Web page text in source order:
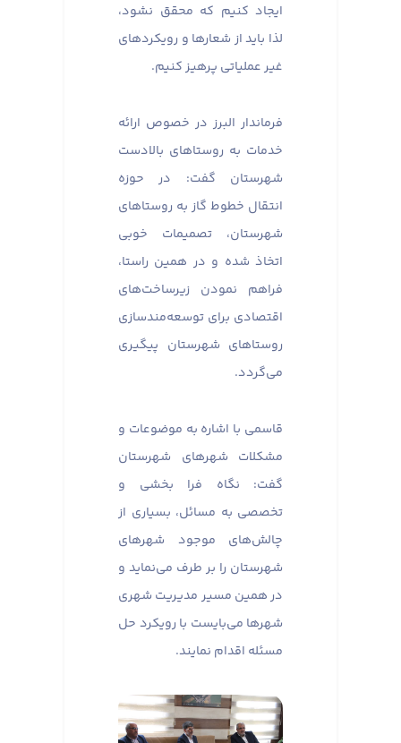
ایجاد کنیم که محقق نشود،
لذا باید از شعارها و رویکردهای
غیر عملیاتی پرهیز کنیم.
فرماندار البرز در خصوص ارائه
خدمات به روستاهای بالادست
شهرستان گفت: در حوزه
انتقال خطوط گاز به روستاهای
شهرستان، تصمیمات خوبی
اتخاذ شده و در همین راستا،
فراهم نمودن زیرساخت‌های
اقتصادی برای توسعه‌مندسازی
روستاهای شهرستان پیگیری
می‌گردد.
قاسمی با اشاره به موضوعات و
مشکلات شهرهای شهرستان
گفت: نگاه فرا بخشی و
تخصصی به مسائل، بسیاری از
چالش‌های موجود شهرهای
شهرستان را بر طرف می‌نماید و
در همین مسیر مدیریت شهری
شهرها می‌بایست با رویکرد حل
مسئله اقدام نمایند.